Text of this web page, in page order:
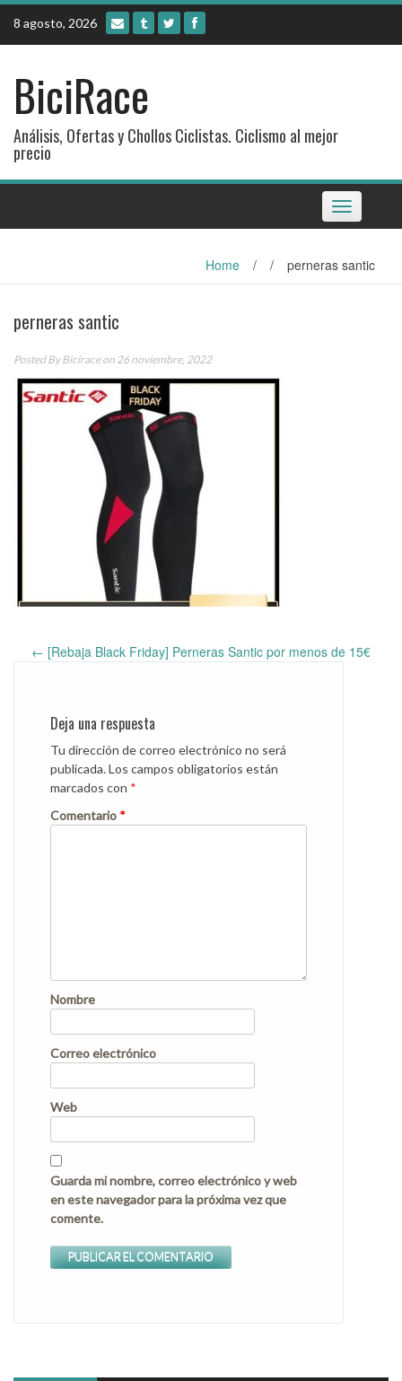
Skip
content
8 agosto, 2026
BiciRace
Análisis, Ofertas y Chollos Ciclistas. Ciclismo al mejor
precio
Toggle
navigation
Home / / perneras santic
perneras santic
Posted ByBiciraceon 26 noviembre, 2022
Post
← [Rebaja Black Friday] Perneras Santic por menos de 15€
Deja una respuesta
Tu dirección de correo electrónico no será
publicada.Los campos obligatorios están
marcados con *
Comentario *
Nombre
Correo electrónico
Web
Guarda mi nombre, correo electrónico y web
en este navegador para la próxima vez que
comente.